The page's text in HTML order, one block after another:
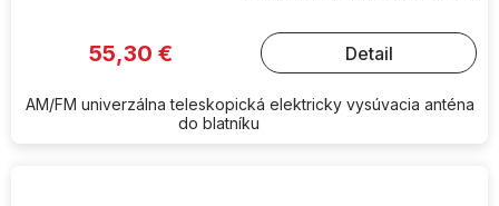
55,30 € Detail
AM/FM univerzálna teleskopická elektricky vysúvacia anténa
do blatníku